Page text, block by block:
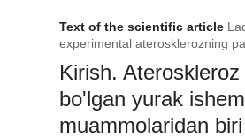
Text of the scientific article
experimental aterosklerozning
Kirish.
bo'lgan yurak
muammolaridan